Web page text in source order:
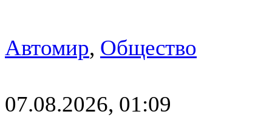
Автомир, Общество
07.08.2026, 01:09